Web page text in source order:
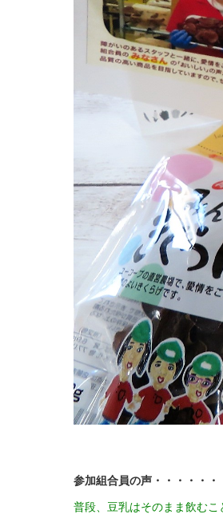
参加組合員の声・・・・・・
普段、豆乳はそのまま飲む